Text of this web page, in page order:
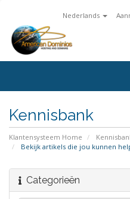
Nederlands
Kennisbank
Klantensysteem Home
Bekijk artikels die jou kunnen
Categorieën